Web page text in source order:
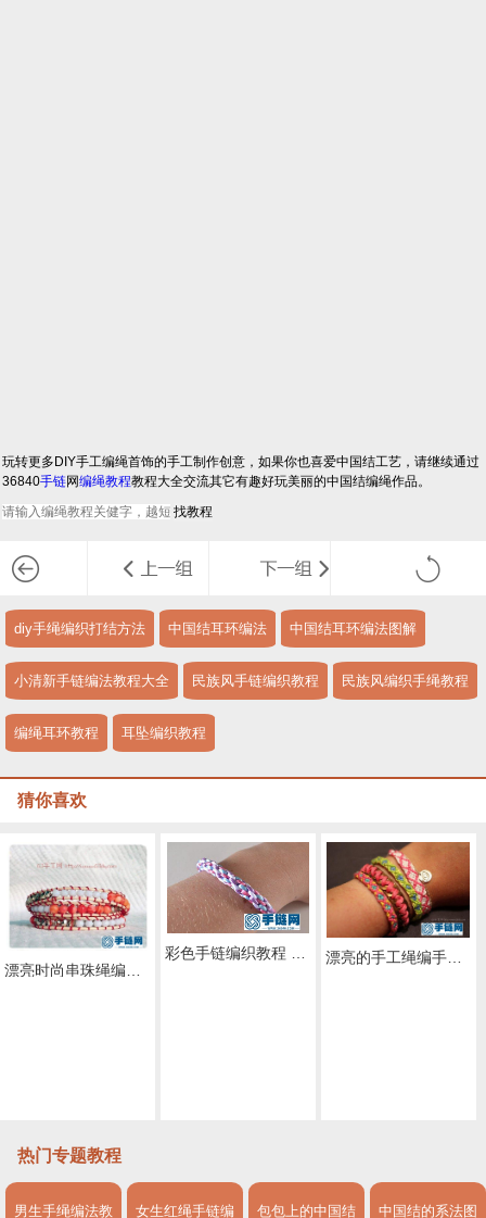
玩转更多DIY手工编绳首饰的手工制作创意，如果你也喜爱中国结工艺，请继续通过
36840手链网编绳教程教程大全交流其它有趣好玩美丽的中国结编绳作品。
diy手绳编织打结方法 中国结耳环编法 中国结耳环编法图解
小清新手链编法教程大全 民族风手链编织教程 民族风编织手绳教程
编绳耳环教程 耳坠编织教程
猜你喜欢
漂亮时尚串珠绳编手链diy图片教程
热门专题教程
男生手绳编法教 女生红绳手链编 包包上的中国结 中国结的系法图